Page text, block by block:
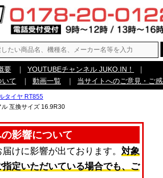
要 ｜ YOUTUBEチャンネル JUKO.IN！
｜
いて ｜ 動画一覧 ｜ 当サイトへのご意見・ご
タイヤ RT855
互換サイズ 16.9R30
影響について
けに影響が出ております。 対象
定いただいている場合でも、ご